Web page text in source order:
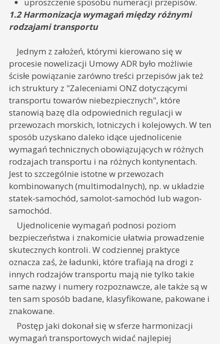
1.2 Harmonizacja wymagań między różnymi
rodzajami transportu
Jednym z założeń, którymi kierowano się w
procesie nowelizacji Umowy ADR było możliwie
ścisłe powiązanie zarówno treści przepisów jak też
ich struktury z "Zaleceniami ONZ dotyczącymi
transportu towarów niebezpiecznych", które
stanowią bazę dla odpowiednich regulacji w
przewozach morskich, lotniczych i kolejowych. W ten
sposób uzyskano daleko idące ujednolicenie
wymagań technicznych obowiązujących w różnych
rodzajach transportu i na różnych kontynentach.
Jest to szczególnie istotne w przewozach
kombinowanych (multimodalnych), np. w układzie
statek-samochód, samolot-samochód lub wagon-
samochód.
Ujednolicenie wymagań podnosi poziom
bezpieczeństwa i znakomicie ułatwia prowadzenie
skutecznych kontroli. W codziennej praktyce
oznacza zaś, że ładunki, które trafiają na drogi z
innych rodzajów transportu mają nie tylko takie
same nazwy i numery rozpoznawcze, ale także są w
ten sam sposób badane, klasyfikowane, pakowane i
znakowane.
Postęp jaki dokonał się w sferze harmonizacji
wymagań transportowych widać najlepiej